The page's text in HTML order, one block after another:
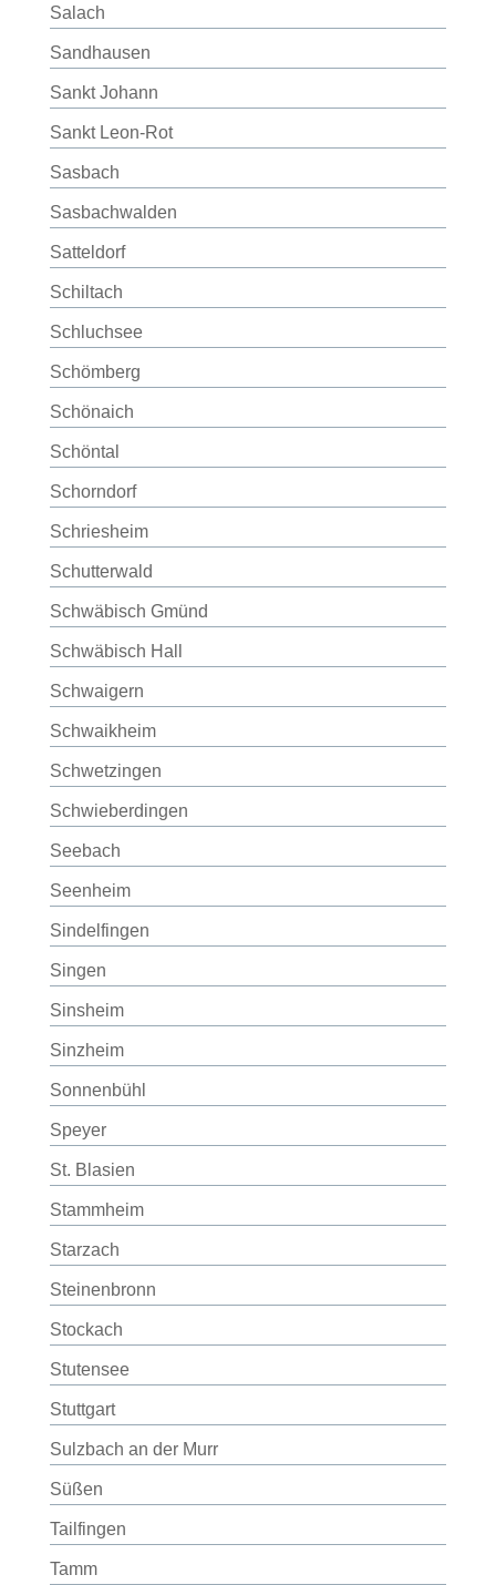
Salach
Sandhausen
Sankt Johann
Sankt Leon-Rot
Sasbach
Sasbachwalden
Satteldorf
Schiltach
Schluchsee
Schömberg
Schönaich
Schöntal
Schorndorf
Schriesheim
Schutterwald
Schwäbisch Gmünd
Schwäbisch Hall
Schwaigern
Schwaikheim
Schwetzingen
Schwieberdingen
Seebach
Seenheim
Sindelfingen
Singen
Sinsheim
Sinzheim
Sonnenbühl
Speyer
St. Blasien
Stammheim
Starzach
Steinenbronn
Stockach
Stutensee
Stuttgart
Sulzbach an der Murr
Süßen
Tailfingen
Tamm